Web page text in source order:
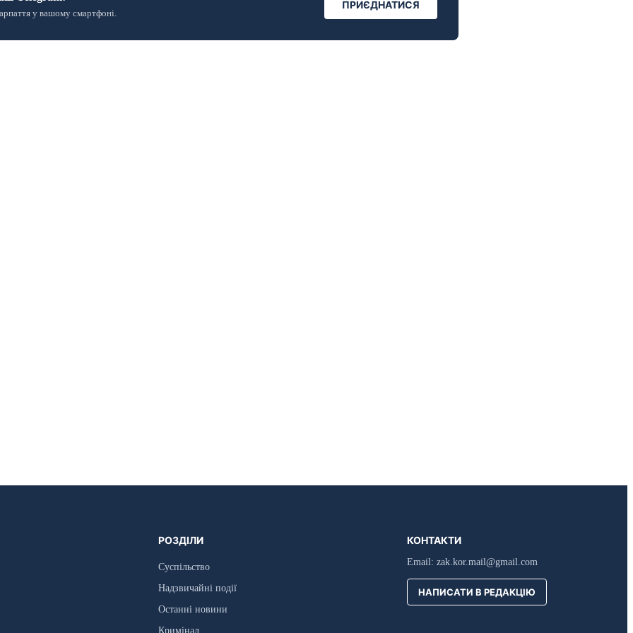
у вашому смартфоні.
ПРИЄДНАТИСЯ
РОЗДІЛИ
Суспільство
Надзвичайні події
Останні новини
Кримінал
КОНТАКТИ
Email: zak.kor.mail@gmail.com
НАПИСАТИ В РЕДАКЦІЮ